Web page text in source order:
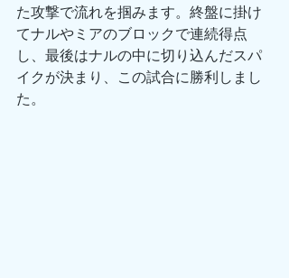
た攻撃で流れを掴みます。終盤に掛け
てナルやミアのブロックで連続得点
し、最後はナルの中に切り込んだスパ
イクが決まり、この試合に勝利しまし
た。